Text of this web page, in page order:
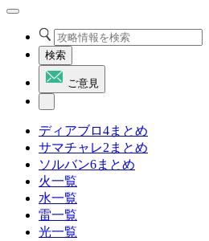
検索
ご意見
ディアブロ4まとめ
サマチャレ2まとめ
ソルバン6まとめ
火一覧
水一覧
雷一覧
光一覧